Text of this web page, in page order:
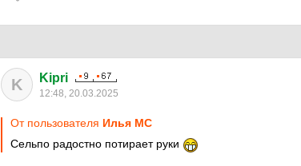
K Kipri
12:48, 20.03.2025
От пользователя Илья MC
Сельпо радостно потирает руки